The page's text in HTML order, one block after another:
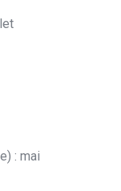
: mai